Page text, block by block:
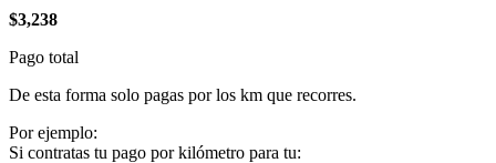
$3,238
Pago total
De esta forma solo pagas por los km que recorres.
Por ejemplo:
Si contratas tu pago por kilómetro para tu: